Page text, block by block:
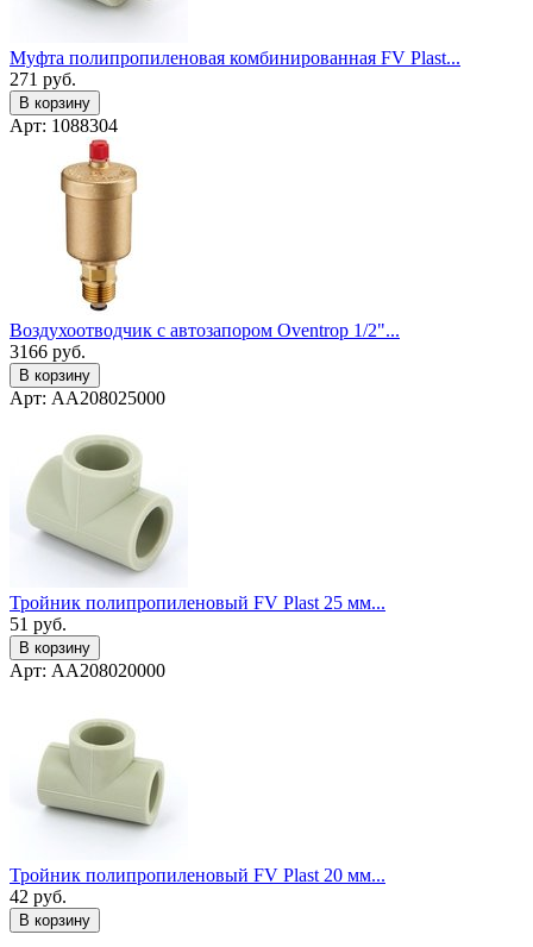
Муфта полипропиленовая комбинированная FV Plast...
271 руб.
В корзину
Арт: 1088304
Воздухоотводчик с автозапором Oventrop 1/2"...
3166 руб.
В корзину
Арт: AA208025000
Тройник полипропиленовый FV Plast 25 мм...
51 руб.
В корзину
Арт: AA208020000
Тройник полипропиленовый FV Plast 20 мм...
42 руб.
В корзину